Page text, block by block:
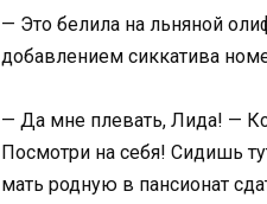
— Это белила на льняной
добавлением сиккатива
— Да мне плевать, Лида! —
Посмотри на себя! Сидишь
мать родную в пансионат